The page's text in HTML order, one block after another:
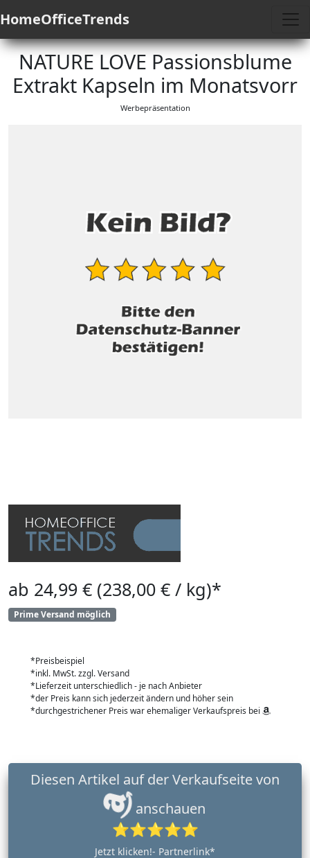
HomeOfficeTrends
NATURE LOVE Passionsblume
Extrakt Kapseln im Monatsvorr
Werbepräsentation
ab 24,99 € (238,00 € / kg)*
Prime Versand möglich
*Preisbeispiel
*inkl. MwSt. zzgl. Versand
*Lieferzeit unterschiedlich - je nach Anbieter
*der Preis kann sich jederzeit ändern und höher sein
*durchgestrichener Preis war ehemaliger Verkaufspreis bei
anschauen
⭐⭐⭐⭐⭐
Jetzt klicken!- Partnerlink*